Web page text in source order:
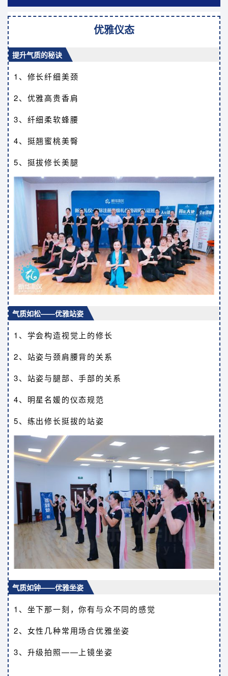
优雅仪态
提升气质的秘诀
1、修长纤细美颈
2、优雅高贵香肩
3、纤细柔软蜂腰
4、挺翘蜜桃美臀
5、挺拔修长美腿
气质如松——优雅站姿
1、学会构造视觉上的修长
2、站姿与颈肩腰背的关系
3、站姿与腿部、手部的关系
4、明星名媛的仪态规范
5、练出修长挺拔的站姿
气质如钟——优雅坐姿
1、坐下那一刻，你有与众不同的感觉
2、女性几种常用场合优雅坐姿
3、升级拍照——上镜坐姿